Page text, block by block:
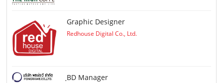
Graphic Designer
Redhouse Digital Co., Ltd.
ฺBD Manager